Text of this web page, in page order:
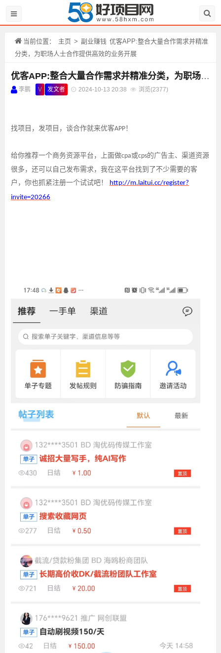
当前位置： 主页 > 副业赚钱 优客APP:整合大量合作需求并精准
分类，为职场人士合作提供高效的业务开展
优客APP:整合大量合作需求并精准分类，为职场人士合作提供高效的业务开展
李鹏 V 发文者 2024-10-13 20:38 浏览(2377)
找项目，发项目，谈合作就来优客APP！
给你推荐一个商务资源平台，上面做cpa或cps的广告主、渠道资源
很多，还可以自己发布需求，我在这平台找到了不少需要的客
户，你也抓紧注册一个试试吧！ http://m.laitui.cc/register?
invite=20266